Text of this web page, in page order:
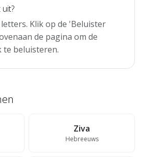
Klik op de 'Beluister
de pagina om de
te beluisteren.
Ziva
Hebreeuws